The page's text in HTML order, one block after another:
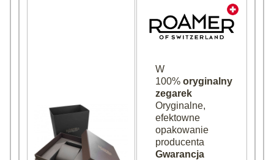
W
100% oryginalny
zegarek
Oryginalne,
efektowne
opakowanie
producenta
Gwarancja